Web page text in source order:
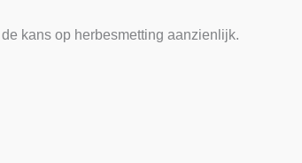
kans op herbesmetting aanzienlijk.